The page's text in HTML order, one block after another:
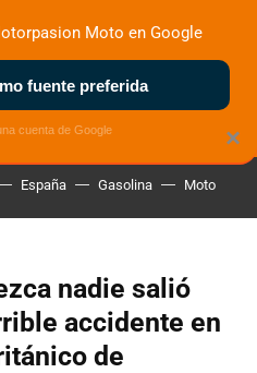
MOTOS ELÉCTRICAS
España Gasolina Moto
nadie salió
accidente en
de
×
Moto en Google
fuente preferida
cuenta de Google